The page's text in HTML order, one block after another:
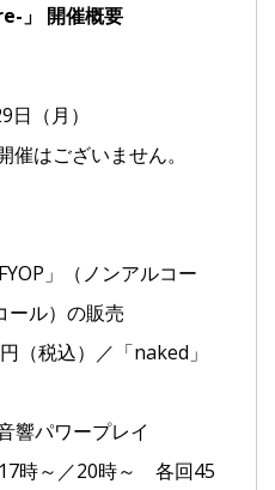
」 開催概要
（月）
はございません。
」（ノンアルコー
ール）の販売
（税込）／「naked」
響パワープレイ
時～／20時～ 各回45